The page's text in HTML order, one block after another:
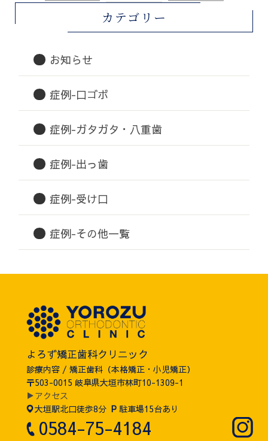
カテゴリー
お知らせ
症例-口ゴボ
症例-ガタガタ・八重歯
症例-出っ歯
症例-受け口
症例-その他一覧
よろず矯正歯科クリニック
診療内容 / 矯正歯科（本格矯正・小児矯正）
〒503-0015 岐阜県大垣市林町10-1309-1
▶アクセス
大垣駅北口徒歩8分 P 駐車場15台あり
0584-75-4184